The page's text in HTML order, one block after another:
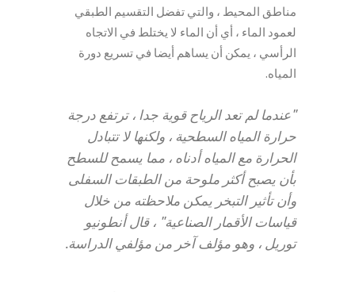
مناطق المحيط ، والتي تفضل التقسيم الطبقي
لعمود الماء ، أي أن الماء لا يختلط في الاتجاه
الرأسي ، يمكن أن يساهم أيضا في تسريع دورة
المياه.
"عندما لم تعد الرياح قوية جدا ، ترتفع درجة
حرارة المياه السطحية ، ولكنها لا تتبادل
الحرارة مع المياه أدناه ، مما يسمح للسطح
بأن يصبح أكثر ملوحة من الطبقات السفلى
وأن تأثير التبخر يمكن ملاحظته من خلال
قياسات الأقمار الصناعية" ، قال أنطونيو
توريل ، وهو مؤلف آخر من مؤلفي الدراسة.